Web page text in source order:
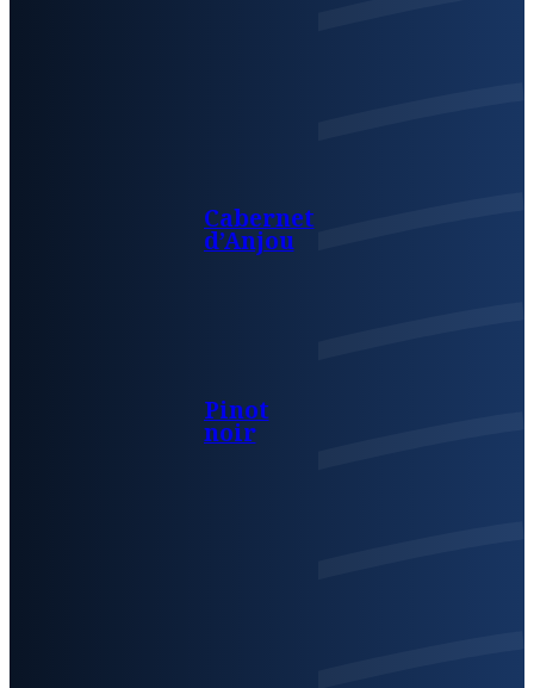
Cabernet
d’Anjou
Pinot
noir